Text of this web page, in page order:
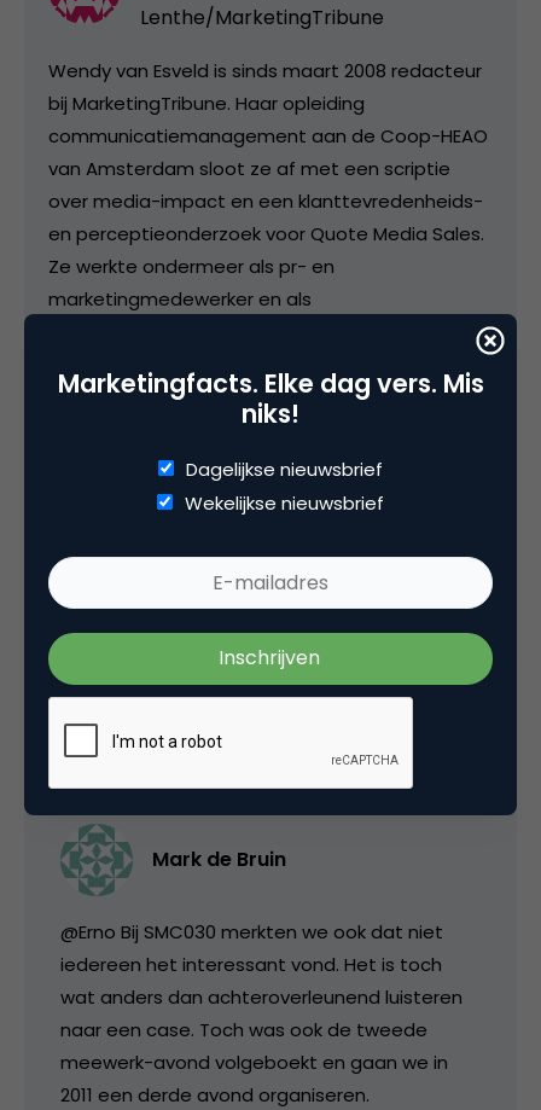
Lenthe/MarketingTribune
Wendy van Esveld is sinds maart 2008 redacteur
bij MarketingTribune. Haar opleiding
communicatiemanagement aan de Coop-HEAO
van Amsterdam sloot ze af met een scriptie
over media-impact en een klanttevredenheids-
en perceptieonderzoek voor Quote Media Sales.
Ze werkte ondermeer als pr- en
marketingmedewerker en als
Tags
social media club, social media marketing
5 Reacties
Mark de Bruin
@Erno Bij SMC030 merkten we ook dat niet
iedereen het interessant vond. Het is toch
wat anders dan achteroverleunend luisteren
naar een case. Toch was ook de tweede
meewerk-avond volgeboekt en gaan we in
2011 een derde avond organiseren.
Marketingfacts. Elke dag vers. Mis
niks!
Dagelijkse nieuwsbrief
Wekelijkse nieuwsbrief